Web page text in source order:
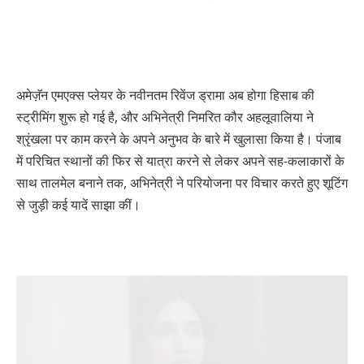
अमेज़ॅन एमएक्स प्लेयर के नवीनतम रिवेंज ड्रामा अब होगा हिसाब की
स्ट्रीमिंग शुरू हो गई है, और अभिनेत्री निमरित कौर अहलूवालिया ने
श्रृंखला पर काम करने के अपने अनुभव के बारे में खुलासा किया है। पंजाब
में परिचित स्थानों की फिर से यात्रा करने से लेकर अपने सह-कलाकारों के
साथ तालमेल बनाने तक, अभिनेत्री ने परियोजना पर विचार करते हुए शूटिंग
से जुड़ी कई यादें साझा कीं।